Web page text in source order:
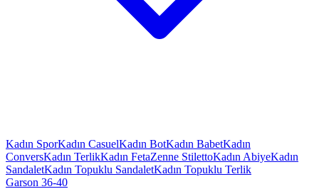
Kadın SporKadın CasuelKadın BotKadın BabetKadın
ConversKadın TerlikKadın FetaZenne StilettoKadın AbiyeKadın
SandaletKadın Topuklu SandaletKadın Topuklu Terlik
Garson 36-40